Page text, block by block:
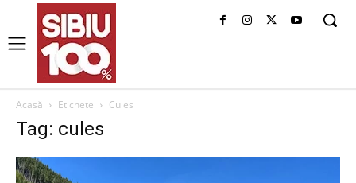
Acasă Etichete Cules
Tag: cules